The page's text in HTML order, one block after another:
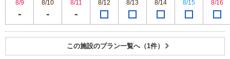
8/9 8/10 8/11 8/12 8/13 8/14 8/15 8/16
この施設のプラン一覧へ（1件）